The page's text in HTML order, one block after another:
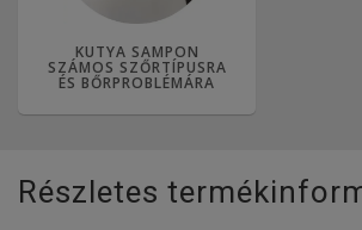
KUTYA SAMPON
SZÁMOS SZŐRTÍPUSRA
ÉS BŐRPROBLÉMÁRA
Részletes